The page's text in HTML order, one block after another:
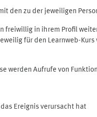
den zu der jeweiligen
freiwillig in ihrem Profil
für den Learnweb-
werden Aufrufe von
Ereignis verursacht hat